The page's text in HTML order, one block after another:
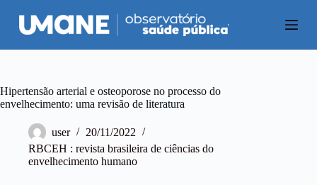
P
u
a
a
r
Hipertensão arterial e osteoporose no processo do
envelhecimento: uma revisão de literatura
user
20/11/2022
RBCEH : revista brasileira de ciências do
envelhecimento humano